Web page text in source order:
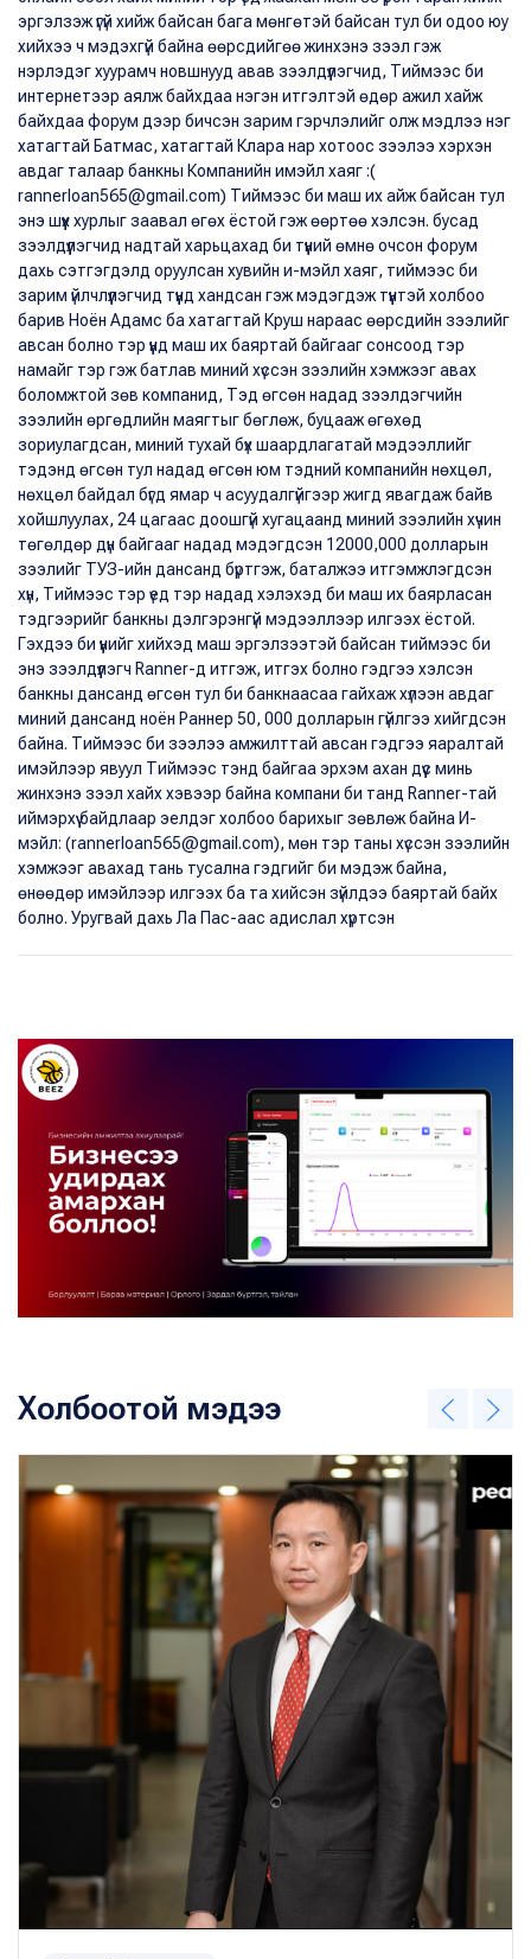
эргэлзэж үгүй ​​хийж байсан бага мөнгөтэй байсан тул би одоо юу
хийхээ ч мэдэхгүй байна өөрсдийгөө жинхэнэ зээл гэж
нэрлэдэг хуурамч новшнууд авав зээлдүүлэгчид, Тиймээс би
интернетээр аялж байхдаа нэгэн итгэлтэй өдөр ажил хайж
байхдаа форум дээр бичсэн зарим гэрчлэлийг олж мэдлээ нэг
хатагтай Батмас, хатагтай Клара нар хотоос зээлээ хэрхэн
авдаг талаар банкны Компанийн имэйл хаяг :(
rannerloan565@gmail.com) Тиймээс би маш их айж байсан тул
энэ шүүх хурлыг заавал өгөх ёстой гэж өөртөө хэлсэн. бусад
зээлдүүлэгчид надтай харьцахад би түүний өмнө очсон форум
дахь сэтгэгдэлд оруулсан хувийн и-мэйл хаяг, тиймээс би
зарим үйлчлүүлэгчид түүнд хандсан гэж мэдэгдэж түүнтэй холбоо
барив Ноён Адамс ба хатагтай Круш нараас өөрсдийн зээлийг
авсан болно тэр үүнд маш их баяртай байгааг сонсоод тэр
намайг тэр гэж батлав миний хүссэн зээлийн хэмжээг авах
боломжтой зөв компанид, Тэд өгсөн надад зээлдэгчийн
зээлийн өргөдлийн маягтыг бөглөж, буцааж өгөхөд
зориулагдсан, миний тухай бүх шаардлагатай мэдээллийг
тэдэнд өгсөн тул надад өгсөн юм тэдний компанийн нөхцөл,
нөхцөл байдал бүгд ямар ч асуудалгүйгээр жигд явагдаж байв
хойшлуулах, 24 цагаас доошгүй хугацаанд миний зээлийн хүчин
төгөлдөр дүн байгааг надад мэдэгдсэн 12000,000 долларын
зээлийг ТУЗ-ийн дансанд бүртгэж, баталжээ итгэмжлэгдсэн
хүн, Тиймээс тэр үед тэр надад хэлэхэд би маш их баярласан
тэдгээрийг банкны дэлгэрэнгүй мэдээллээр илгээх ёстой.
Гэхдээ би үүнийг хийхэд маш эргэлзээтэй байсан тиймээс би
энэ зээлдүүлэгч Ranner-д итгэж, итгэх болно гэдгээ хэлсэн
банкны дансанд өгсөн тул би банкнаасаа гайхаж хүлээн авдаг
миний дансанд ноён Раннер 50, 000 долларын гүйлгээ хийгдсэн
байна. Тиймээс би зээлээ амжилттай авсан гэдгээ яаралтай
имэйлээр явуул Тиймээс тэнд байгаа эрхэм ахан дүүс минь
жинхэнэ зээл хайх хэвээр байна компани би танд Ranner-тай
иймэрхүү байдлаар эелдэг холбоо барихыг зөвлөж байна И-
мэйл: (rannerloan565@gmail.com), мөн тэр таны хүссэн зээлийн
хэмжээг авахад тань тусална гэдгийг би мэдэж байна,
өнөөдөр имэйлээр илгээх ба та хийсэн зүйлдээ баяртай байх
болно. Уругвай дахь Ла Пас-аас адислал хүртсэн
Холбоотой мэдээ